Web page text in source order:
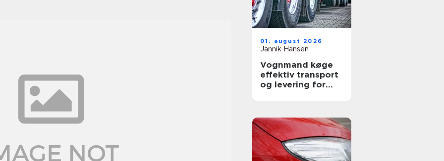
01. august 2026
Jannik Hansen
Vognmand køge
effektiv transport
og levering for